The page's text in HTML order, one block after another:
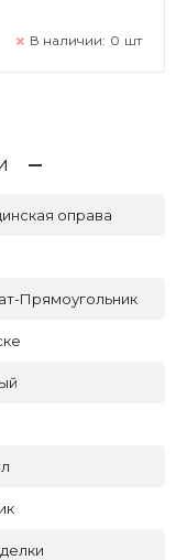
В наличии: 0 шт
оправа
Прямоугольник